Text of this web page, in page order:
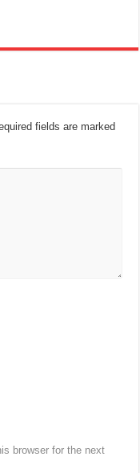
fields are marked
browser for the next